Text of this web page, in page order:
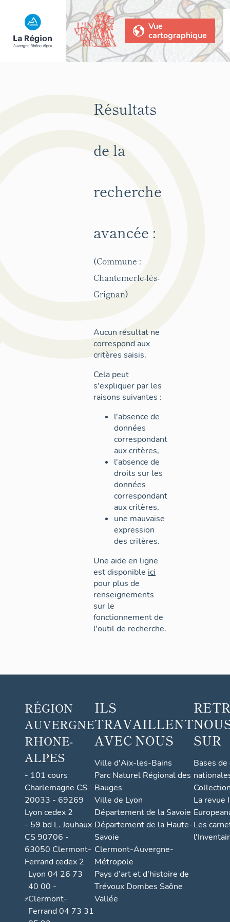
Vue
cartographique
Résultats
de la
recherche
avancée :
(Commune :
Chantemerle-lès-
Grignan)
Aucun résultat ne
correspond aux
critères saisis.
Cela peut
s'expliquer par les
raisons suivantes :
l'absence de
données
correspondant
aux critères,
l'absence de
droits sur les
données
correspondant
aux critères,
une mauvaise
expression
des critères.
Une aide en ligne
est disponible ici
pour plus de
renseignements
sur le
fonctionnement de
l'outil de recherche.
RÉGION
AUVERGNE
RHONE-
ALPES
- 101 cours
Charlemagne CS
20033 - 69269
Lyon cedex 2
- 59 bd L. Jouhaux
CS 90706 -
63050 Clermont-
Ferrand cedex 2
Lyon 04 26 73
40 00 -
Clermont-
Ferrand 04 73 31
ILS
TRAVAILLENT
AVEC NOUS
Ville d'Aix-les-Bains
Parc Naturel Régional des
Bauges
Ville de Lyon
Département de la Savoie
Département de la Haute-
Savoie
Clermont-Auvergne-
Métropole
Pays d’art et d’histoire de
Trévoux Dombes Saône
Vallée
SUR
Bases
La revue
Les